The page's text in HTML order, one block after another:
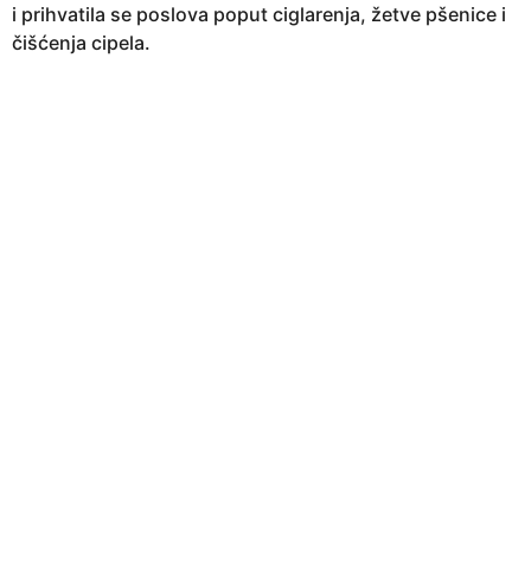
i prihvatila se poslova poput ciglarenja, žetve pšenice i
čišćenja cipela.